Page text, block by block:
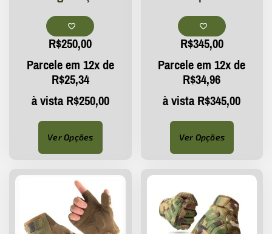
R$250,00
Parcele em 12x de
R$25,34
à vistaR$250,00
Ver Opções
R$345,00
Parcele em 12x de
R$34,96
à vistaR$345,00
Ver Opções